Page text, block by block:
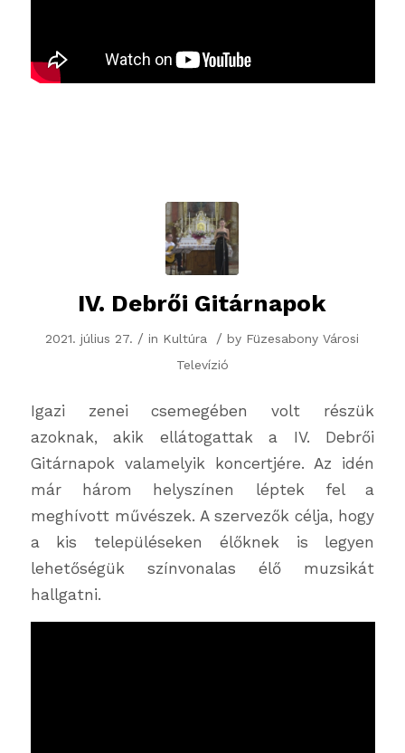
IV. Debrői Gitárnapok
2021. július 27. / in Kultúra / by Füzesabony Városi
Televízió
Igazi zenei csemegében volt részük
azoknak, akik ellátogattak a IV. Debrői
Gitárnapok valamelyik koncertjére. Az idén
már három helyszínen léptek fel a
meghívott művészek. A szervezők célja, hogy
a kis településeken élőknek is legyen
lehetőségük színvonalas élő muzsikát
hallgatni.